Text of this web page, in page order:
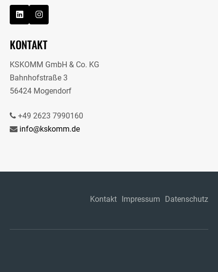
KONTAKT
KSKOMM GmbH & Co. KG
Bahnhofstraße 3
56424 Mogendorf
+49 2623 7990160
info@kskomm.de
Kontakt Impressum Datenschutz